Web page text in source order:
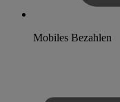
Mobiles Bezahlen